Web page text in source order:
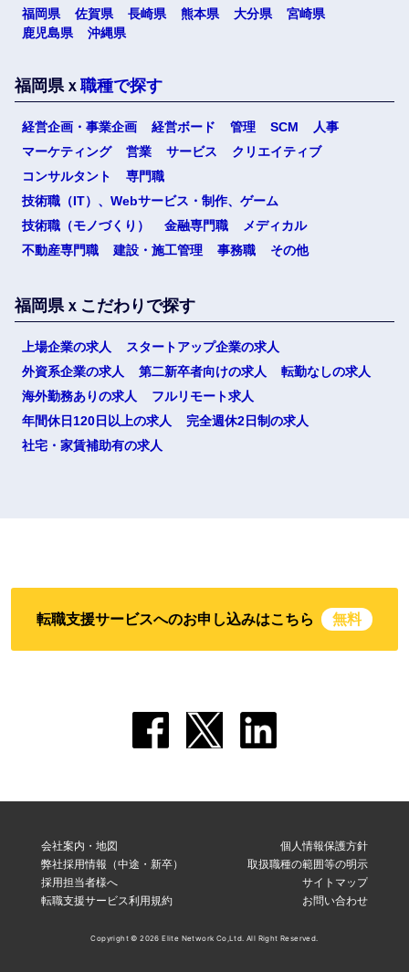
福岡県
佐賀県 長崎県 熊本県 大分県
宮崎県
鹿児島県
沖縄県
福岡県ｘ 職種で探す
経営企画・事業企画 経営ボード 管理 SCM
人事
マーケティング
営業 サービス
クリエイティブ
コンサルタント
専門職
技術職（IT）、Webサービス・制作、ゲーム
技術職（モノづくり）
金融専門職
メディカル
不動産専門職
建設・施工管理 事務職 その他
福岡県ｘこだわりで探す
上場企業の求人
スタートアップ企業の求人
外資系企業の求人
第二新卒者向けの求人
転勤なしの求人
海外勤務ありの求人
フルリモート求人
年間休日120日以上の求人
完全週休2日制の求人
社宅・家賃補助有の求人
転職支援サービスへのお申し込みはこちら 無料
会社案内・地図
弊社採用情報（中途・新卒）
採用担当者様へ
転職支援サービス利用規約
個人情報保護方針
取扱職種の範囲等の明示
サイトマップ
お問い合わせ
Copyright © 2026 Elite Network Co,Ltd. All Right Reserved.